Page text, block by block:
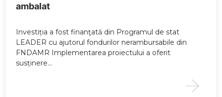
ambalat
Investiția a fost finanţată din Programul de stat
LEADER cu ajutorul fondurilor nerambursabile din
FNDAMR Implementarea proiectului a oferit
susținere…